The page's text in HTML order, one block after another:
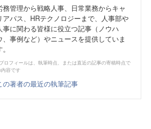
務管理から戦略人事、日常業務からキャ
アパス、HRテクノロジーまで、人事部や
事に関わる皆様に役立つ記事（ノウハ
、事例など）やニュースを提供していま
ロフィールは、執筆時点、または直近の記事の寄稿時点で
容です
の著者の最近の執筆記事